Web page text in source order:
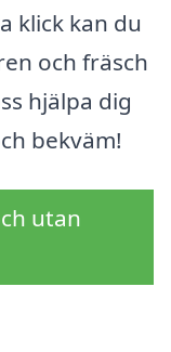
klick kan du
och fräsch
hjälpa dig
bekväm!
utan